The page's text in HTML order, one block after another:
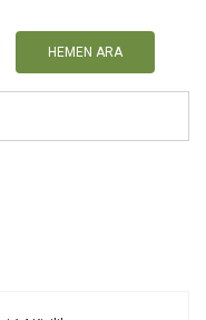
HEMEN ARA